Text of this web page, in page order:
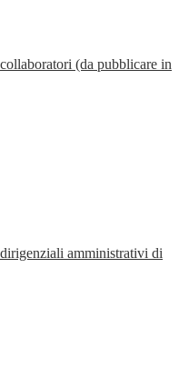
(da pubblicare in
amministrativi di